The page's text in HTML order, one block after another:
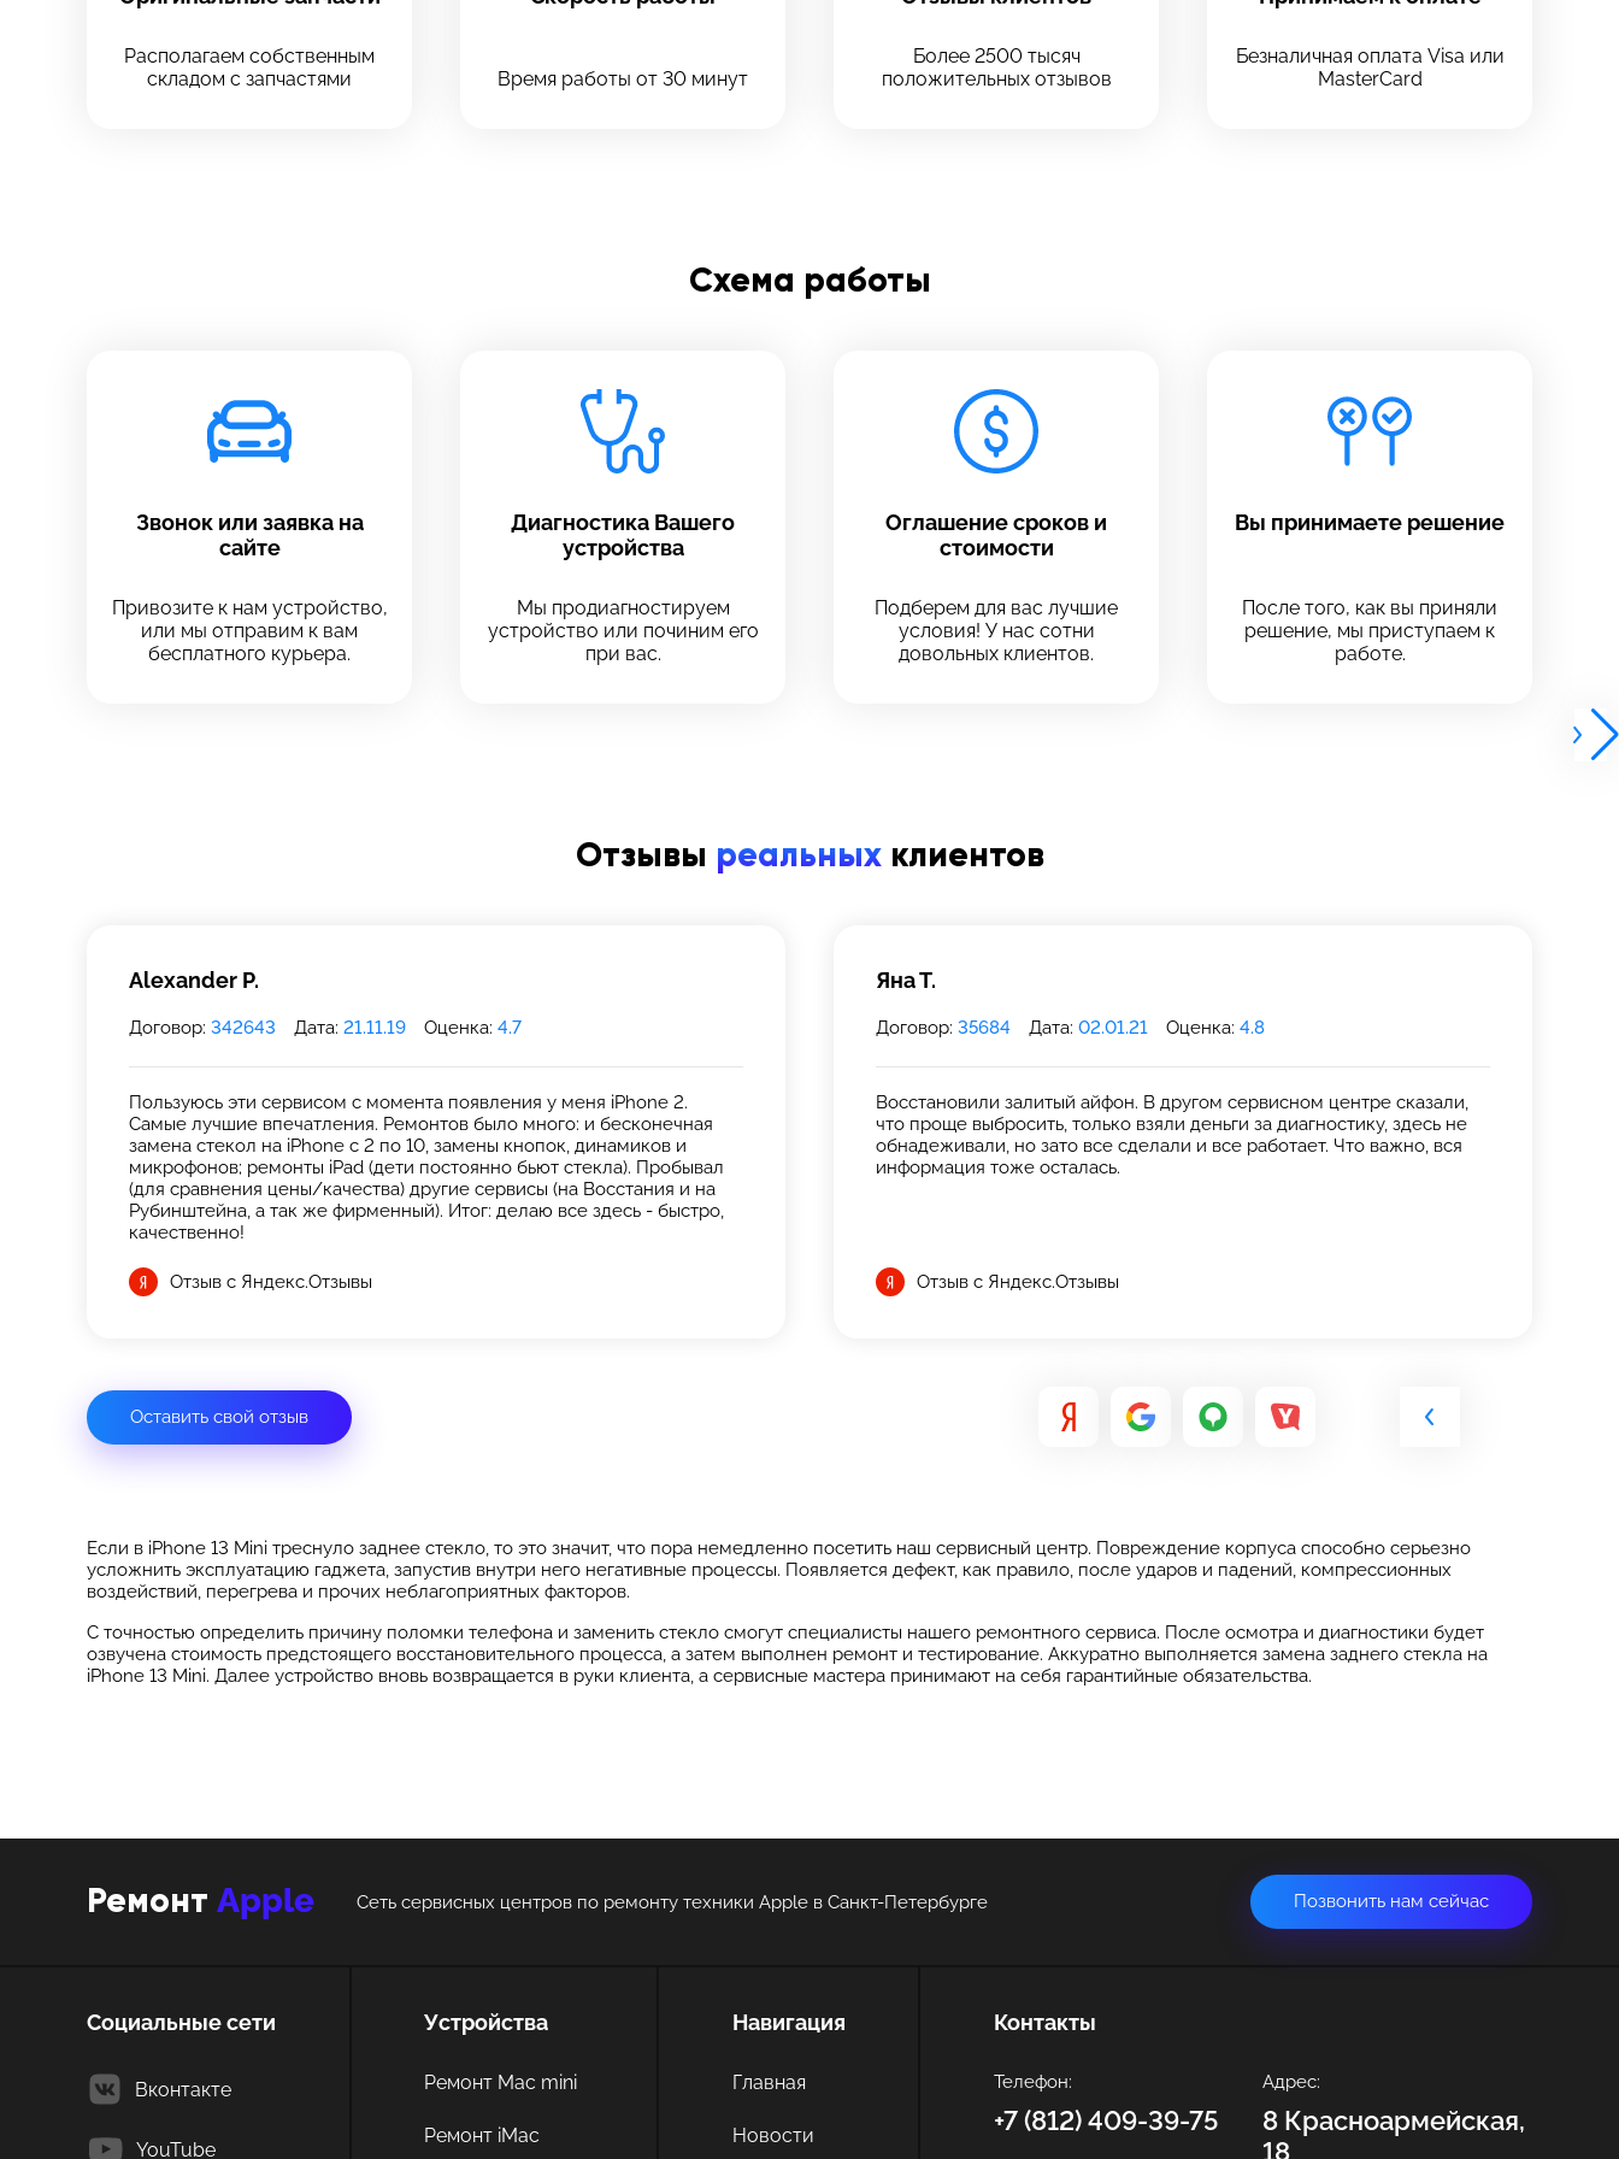
Располагаем собственным
складом с запчастями
Время работы от 30 минут
Более 2500 тысяч
положительных отзывов
Безналичная оплата Visa или
MasterCard
Схема работы
Звонок или заявка на
сайте
Привозите к нам устройство,
или мы отправим к вам
бесплатного курьера.
Диагностика Вашего
устройства
Мы продиагностируем
устройство или починим его
при вас.
Оглашение сроков и
стоимости
Подберем для вас лучшие
условия! У нас сотни
довольных клиентов.
Вы принимаете решение
После того, как вы приняли
решение, мы приступаем к
работе.
Отзывы реальныхклиентов
Alexander P.
Договор: 342643 Дата: 21.11.19 Оценка: 4.7
Пользуюсь эти сервисом с момента появления у меня iPhone 2.
Самые лучшие впечатления. Ремонтов было много: и бесконечная
замена стекол на iPhone с 2 по 10, замены кнопок, динамиков и
микрофонов; ремонты iPad (дети постоянно бьют стекла). Пробывал
(для сравнения цены/качества) другие сервисы (на Восстания и на
Рубинштейна, а так же фирменный). Итог: делаю все здесь - быстро,
качественно!
Отзыв с Яндекс.Отзывы
Яна Т.
Договор: 35684 Дата: 02.01.21 Оценка: 4.8
Восстановили залитый айфон. В другом сервисном центре сказали,
что проще выбросить, только взяли деньги за диагностику, здесь не
обнадеживали, но зато все сделали и все работает. Что важно, вся
информация тоже осталась.
Отзыв с Яндекс.Отзывы
Оставить свой отзыв
Если в iPhone 13 Mini треснуло заднее стекло, то это значит, что пора немедленно посетить наш сервисный центр. Повреждение корпуса способно серьезно
усложнить эксплуатацию гаджета, запустив внутри него негативные процессы. Появляется дефект, как правило, после ударов и падений, компрессионных
воздействий, перегрева и прочих неблагоприятных факторов.
С точностью определить причину поломки телефона и заменить стекло смогут специалисты нашего ремонтного сервиса. После осмотра и диагностики будет
озвучена стоимость предстоящего восстановительного процесса, а затем выполнен ремонт и тестирование. Аккуратно выполняется замена заднего стекла на
iPhone 13 Mini. Далее устройство вновь возвращается в руки клиента, а сервисные мастера принимают на себя гарантийные обязательства.
Ремонт Apple Сеть сервисных центров по ремонту техники Apple в Санкт-Петербурге Позвонить нам сейчас
Социальные сети
Вконтакте
YouTube
Устройства
Ремонт Mac mini
Ремонт iMac
Навигация
Главная
Новости
Контакты
Телефон:
+7 (812) 409-39-75
Адрес:
8 Красноармейская,
18
Выберите адрес сервиса, в который хотите позвонить
Технологический инс-т
Выберите сервис
Выберите адрес сервиса, в который хотите позвонить
Технологический инс-т
Введите телефон